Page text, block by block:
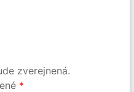
zverejnená.
*